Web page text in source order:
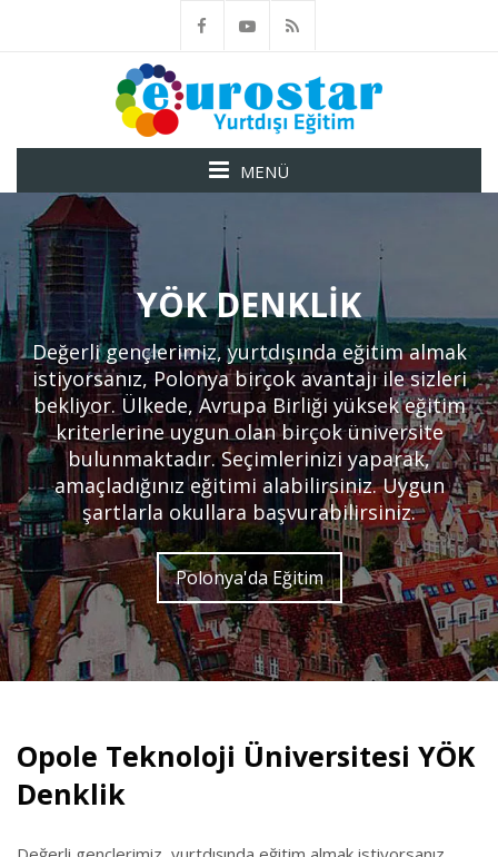
MENÜ
YÖK DENKLIK
Değerli gençlerimiz, yurtdışında eğitim almak
istiyorsanız, Polonya birçok avantajı ile sizleri
bekliyor. Ülkede, Avrupa Birliği yüksek eğitim
kriterlerine uygun olan birçok üniversite
bulunmaktadır. Seçimlerinizi yaparak,
amaçladığınız eğitimi alabilirsiniz. Uygun
şartlarla okullara başvurabilirsiniz.
Polonya'da Eğitim
Opole Teknoloji Üniversitesi YÖK
Denklik